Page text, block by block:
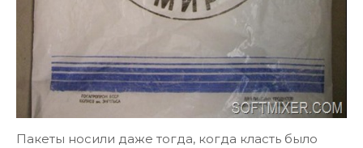
Пакеты носили даже тогда, когда класть было